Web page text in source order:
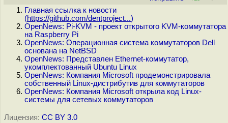
Главная ссылка к новости
(https://github.com/dentproject...)
OpenNews: Pi-KVM - проект открытого KVM-коммутатора
на Raspberry Pi
OpenNews: Операционная система коммутаторов Dell
основана на NetBSD
OpenNews: Представлен Ethernet-коммутатор,
укомплектованный Ubuntu Linux
OpenNews: Компания Microsoft продемонстрировала
собственный Linux-дистрибутив для коммутаторов
OpenNews: Компания Microsoft открыла код Linux-
системы для сетевых коммутаторов
Лицензия: CC BY 3.0